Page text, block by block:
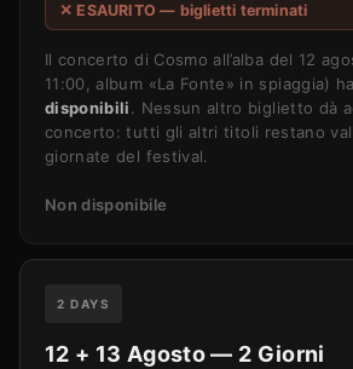
✕ ESAURITO — biglietti terminati
Il concerto di Cosmo all’alba del 12
11:00, album «La Fonte» in spiaggia)
disponibili. Nessun altro biglietto dà
concerto: tutti gli altri titoli restano
giornate del festival.
Non disponibile
2 DAYS
12 + 13 Agosto — 2 Giorni